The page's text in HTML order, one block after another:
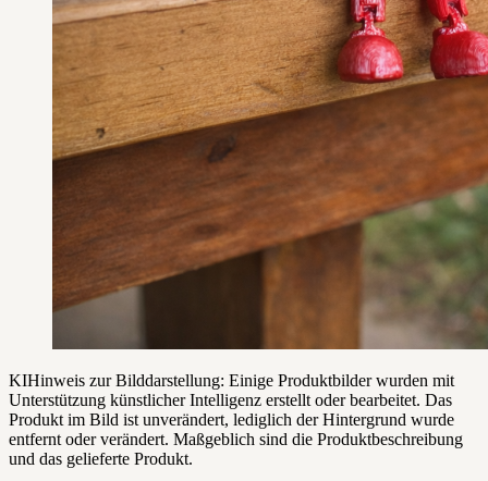
KIHinweis zur Bilddarstellung: Einige Produktbilder wurden mit
Unterstützung künstlicher Intelligenz erstellt oder bearbeitet. Das
Produkt im Bild ist unverändert, lediglich der Hintergrund wurde
entfernt oder verändert. Maßgeblich sind die Produktbeschreibung
und das gelieferte Produkt.